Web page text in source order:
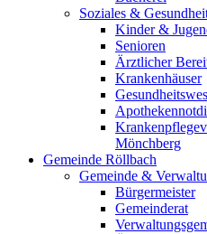
Soziales &
Kinder &
Senioren
Ärztlicher
Krankenhäuser
Mönchberg
Gemeinde Röllbach
Gemeinde &
Bürgermeister
Gemeinderat